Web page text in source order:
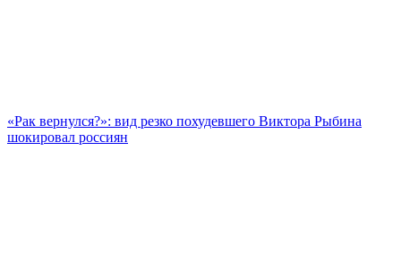
«Рак вернулся?»: вид резко похудевшего Виктора Рыбина
шокировал россиян